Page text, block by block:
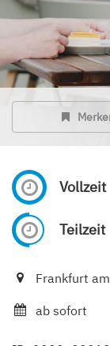
Vollzeit
Teilzeit
Frankfurt
ab sofort